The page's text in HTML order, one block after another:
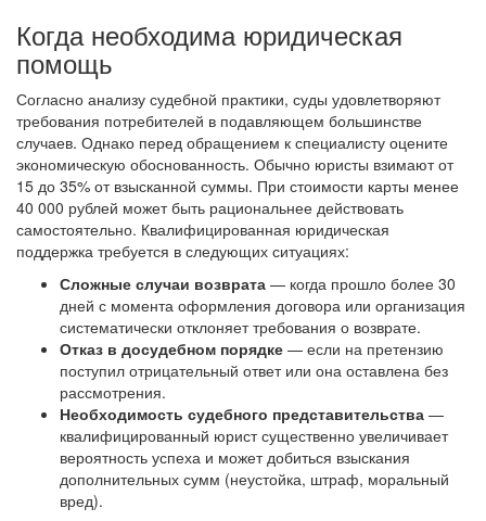
Когда необходима юридическая
помощь
Согласно анализу судебной практики, суды удовлетворяют
требования потребителей в подавляющем большинстве
случаев. Однако перед обращением к специалисту оцените
экономическую обоснованность. Обычно юристы взимают от
15 до 35% от взысканной суммы. При стоимости карты менее
40 000 рублей может быть рациональнее действовать
самостоятельно. Квалифицированная юридическая
поддержка требуется в следующих ситуациях:
Сложные случаи возврата — когда прошло более 30
дней с момента оформления договора или организация
систематически отклоняет требования о возврате.
Отказ в досудебном порядке — если на претензию
поступил отрицательный ответ или она оставлена без
рассмотрения.
Необходимость судебного представительства —
квалифицированный юрист существенно увеличивает
вероятность успеха и может добиться взыскания
дополнительных сумм (неустойка, штраф, моральный
вред).